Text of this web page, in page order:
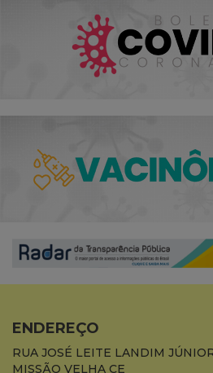
ENDEREÇO
RUA JOSÉ LEITE LANDIM
MISSÃO VELHA CE